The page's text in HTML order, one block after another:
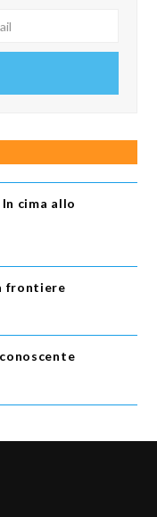
cima allo
frontiere